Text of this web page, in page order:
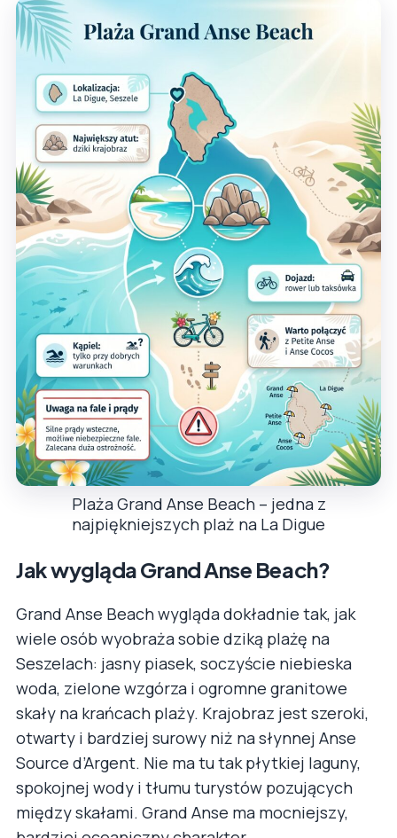
Plaża Grand Anse Beach – jedna z
najpiękniejszych plaż na La Digue
Jak wygląda Grand Anse Beach?
Grand Anse Beach wygląda dokładnie tak, jak
wiele osób wyobraża sobie dziką plażę na
Seszelach: jasny piasek, soczyście niebieska
woda, zielone wzgórza i ogromne granitowe
skały na krańcach plaży. Krajobraz jest szeroki,
otwarty i bardziej surowy niż na słynnej Anse
Source d’Argent. Nie ma tu tak płytkiej laguny,
spokojnej wody i tłumu turystów pozujących
między skałami. Grand Anse ma mocniejszy,